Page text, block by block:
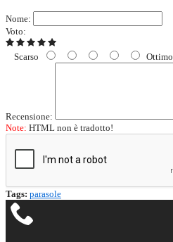
Nome:
Voto:
Scarso Ottimo
Recensione:
Note: HTML non è tradotto!
Tags: parasole